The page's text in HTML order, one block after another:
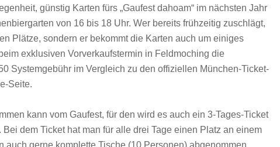
günstig Karten fürs „Gaufest dahoam“ im nächsten Jahr
von 16 bis 18 Uhr. Wer bereits frühzeitig zuschlägt,
Plätze, sondern er bekommt die Karten auch um einiges
exklusiven Vorverkaufstermin in Feldmoching die
Systemgebühr im Vergleich zu den offiziellen München-Ticket-
Seite.
kann vom Gaufest, für den wird es auch ein 3-Tages-Ticket
dem Ticket hat man für alle drei Tage einen Platz an einem
gerne komplette Tische (10 Personen) abgenommen